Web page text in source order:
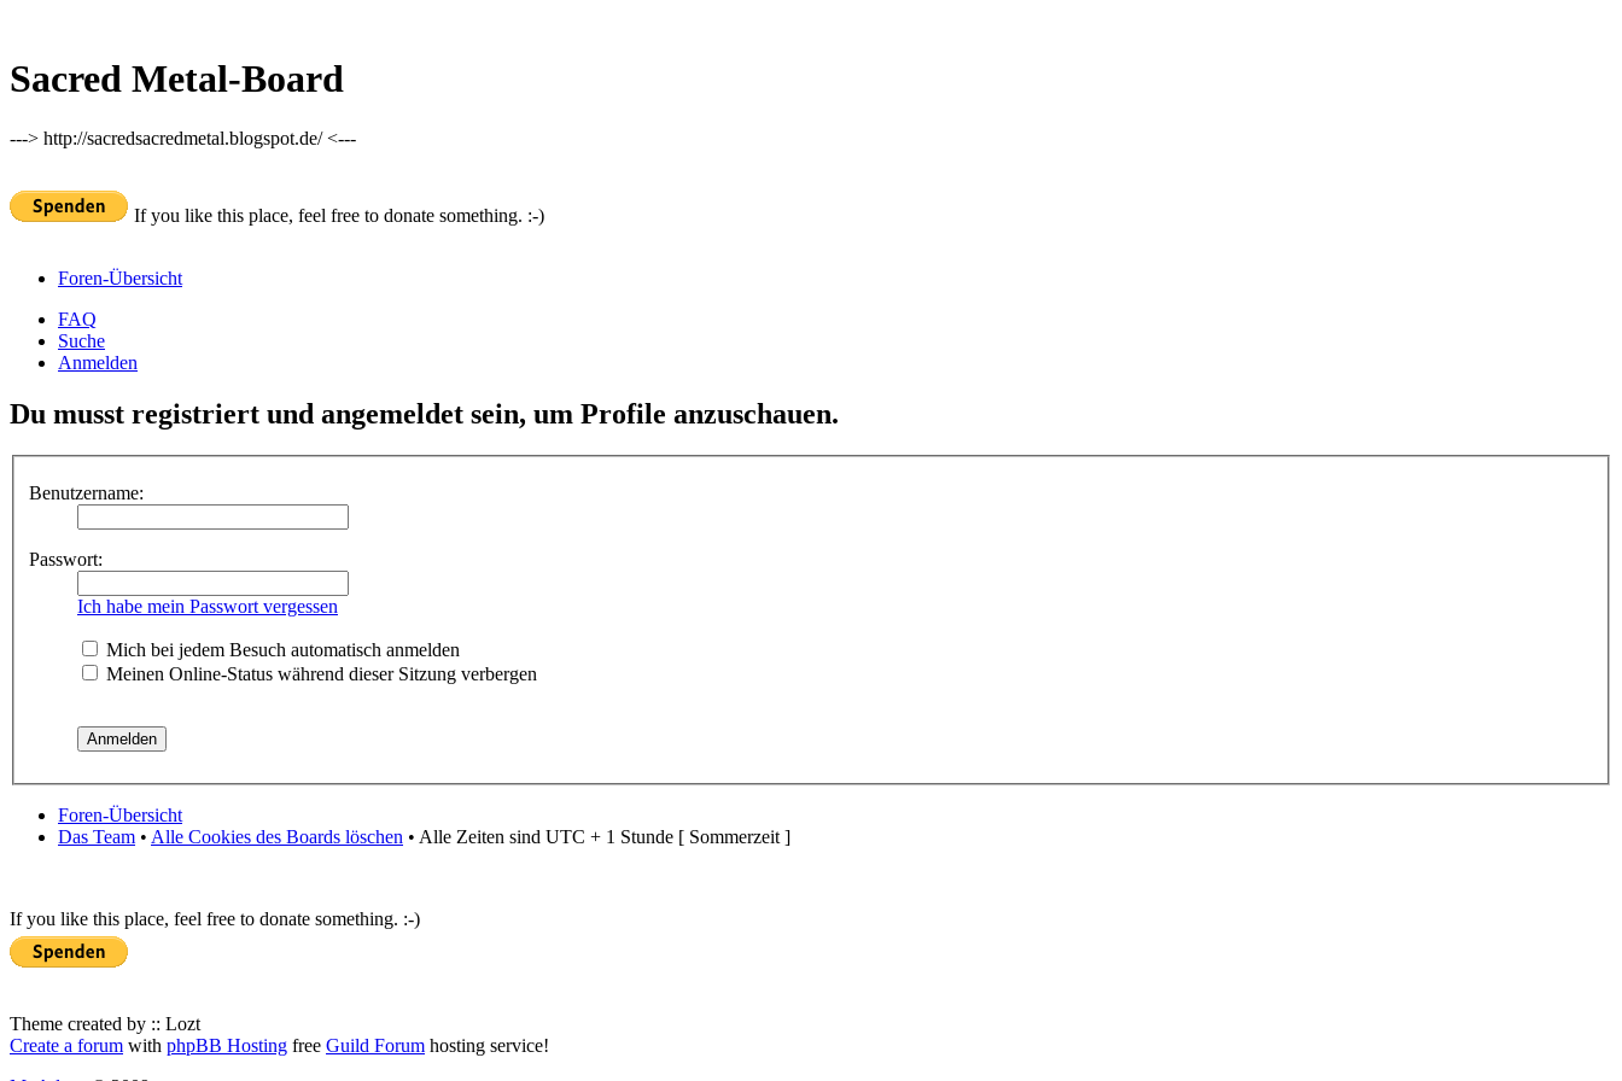
Sacred Metal-Board
---> http://sacredsacredmetal.blogspot.de/ <---
If you like this place, feel free to donate something. :-)
Foren-Übersicht
FAQ
Suche
Anmelden
Du musst registriert und angemeldet sein, um Profile anzuschauen.
Benutzername:
Passwort:
Ich habe mein Passwort vergessen
Mich bei jedem Besuch automatisch anmelden
Meinen Online-Status während dieser Sitzung verbergen
Foren-Übersicht
Das Team • Alle Cookies des Boards löschen • Alle Zeiten sind UTC + 1 Stunde [ Sommerzeit ]
If you like this place, feel free to donate something. :-)
Theme created by :: Lozt
Create a forum with phpBB Hosting free Guild Forum hosting service!